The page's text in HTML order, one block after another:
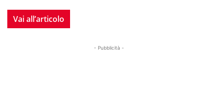
Vai all’articolo
- Pubblicità -